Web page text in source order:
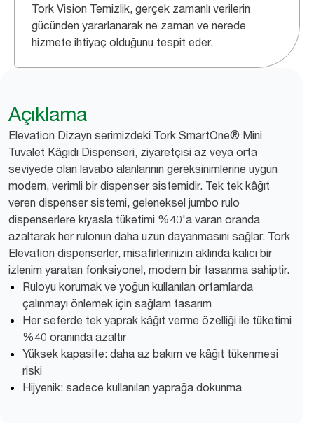
Tork Vision Temizlik, gerçek zamanlı verilerin
gücünden yararlanarak ne zaman ve nerede
hizmete ihtiyaç olduğunu tespit eder.
Açıklama
​Elevation Dizayn serimizdeki ​​​​​​​​​​​​​​​​​​​​​​​​Tork SmartOne® Mini
Tuvalet Kâğıdı Dispenseri, ziyaretçisi az veya orta
seviyede olan lavabo alanlarının gereksinimlerine uygun
modern, verimli bir dispenser sistemidir. Tek tek kâğıt
veren dispenser sistemi, geleneksel jumbo rulo
dispenserlere kıyasla tüketimi %40'a varan oranda
azaltarak her rulonun daha uzun dayanmasını sağlar. Tork
Elevation dispenserler, misafirlerinizin aklında kalıcı bir
izlenim yaratan fonksiyonel, modern bir tasarıma sahiptir.
Ruloyu korumak ve yoğun kullanılan ortamlarda
çalınmayı önlemek için sağlam tasarım
Her seferde tek yaprak kâğıt verme özelliği ile tüketimi
%40 oranında azaltır
Yüksek kapasite: daha az bakım ve kâğıt tükenmesi
riski
Hijyenik: sadece kullanılan yaprağa dokunma